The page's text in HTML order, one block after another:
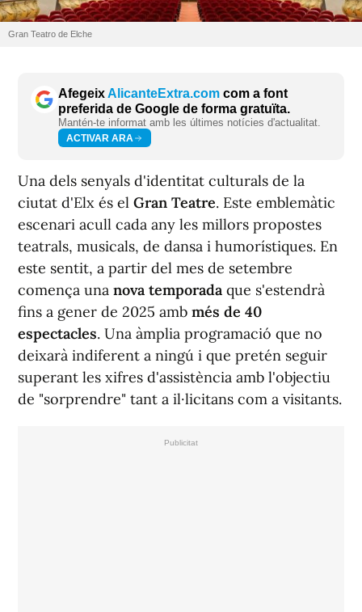
Gran Teatro de Elche
AfegeixAlicanteExtra.com com a font
preferida de Google de forma gratuïta.
Mantén-te informat amb les últimes notícies d'actualitat.
ACTIVAR ARA
Una dels senyals d'identitat culturals de la
ciutat d'Elx és el Gran Teatre. Este emblemàtic
escenari acull cada any les millors propostes
teatrals, musicals, de dansa i humorístiques. En
este sentit, a partir del mes de setembre
comença una nova temporada que s'estendrà
fins a gener de 2025 amb més de 40
espectacles. Una àmplia programació que no
deixarà indiferent a ningú i que pretén seguir
superant les xifres d'assistència amb l'objectiu
de "sorprendre" tant a il·licitans com a visitants.